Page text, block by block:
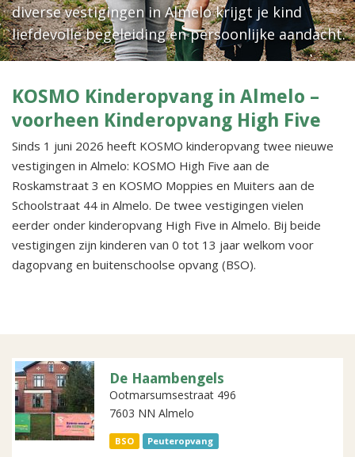
diverse vestigingen in Almelo krijgt je kind
liefdevolle begeleiding en persoonlijke aandacht.
KOSMO Kinderopvang in Almelo –
voorheen Kinderopvang High Five
Sinds 1 juni 2026 heeft KOSMO kinderopvang twee nieuwe
vestigingen in Almelo: KOSMO High Five aan de
Roskamstraat 3 en KOSMO Moppies en Muiters aan de
Schoolstraat 44 in Almelo. De twee vestigingen vielen
eerder onder kinderopvang High Five in Almelo. Bij beide
vestigingen zijn kinderen van 0 tot 13 jaar welkom voor
dagopvang en buitenschoolse opvang (BSO).
De Haambengels
Ootmarsumsestraat 496
7603 NN Almelo
BSO Peuteropvang